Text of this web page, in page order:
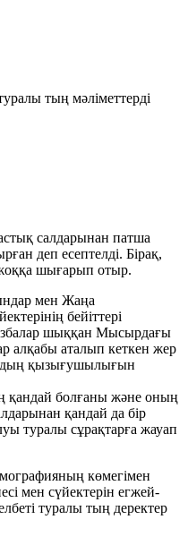
тың мәліметтерді
салдарынан патша
деп есептелді. Бірақ,
жоққа шығарып отыр.
мен Жаңа
бейіттері
шыққан Мысырдағы
алқабы аталып кеткен жер
қызығушылығын
қандай болғаны және оның
қандай да бір
туралы сұрақтарға жауап
көмегімен
мен сүйектерін егжей-
туралы тың деректер